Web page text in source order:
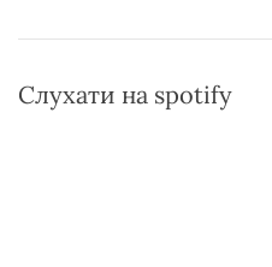
Слухати на spotify